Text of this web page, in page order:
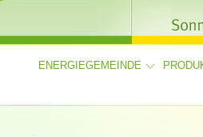
ENERGIEGEMEINDE